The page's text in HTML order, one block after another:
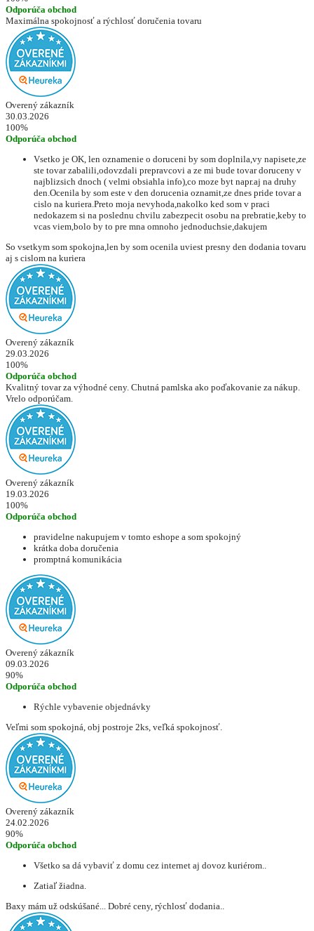
Odporúča obchod
Maximálna spokojnosť a rýchlosť doručenia tovaru
Overený zákazník
30.03.2026
100%
Odporúča obchod
Vsetko je OK, len oznamenie o doruceni by som doplnila,vy napisete,ze
ste tovar zabalili,odovzdali prepravcovi a ze mi bude tovar doruceny v
najblizsich dnoch ( velmi obsiahla info),co moze byt napr.aj na druhy
den.Ocenila by som este v den dorucenia oznamit,ze dnes pride tovar a
cislo na kuriera.Preto moja nevyhoda,nakolko ked som v praci
nedokazem si na poslednu chvilu zabezpecit osobu na prebratie,keby to
vcas viem,bolo by to pre mna omnoho jednoduchsie,dakujem
So vsetkym som spokojna,len by som ocenila uviest presny den dodania tovaru
aj s cislom na kuriera
Overený zákazník
29.03.2026
100%
Odporúča obchod
Kvalitný tovar za výhodné ceny. Chutná pamlska ako poďakovanie za nákup.
Vrelo odporúčam.
Overený zákazník
19.03.2026
100%
Odporúča obchod
pravidelne nakupujem v tomto eshope a som spokojný
krátka doba doručenia
promptná komunikácia
Overený zákazník
09.03.2026
90%
Odporúča obchod
Rýchle vybavenie objednávky
Veľmi som spokojná, obj postroje 2ks, veľká spokojnosť.
Overený zákazník
24.02.2026
90%
Odporúča obchod
Všetko sa dá vybaviť z domu cez internet aj dovoz kuriérom..
Zatiaľ žiadna.
Baxy mám už odskúšané... Dobré ceny, rýchlosť dodania..